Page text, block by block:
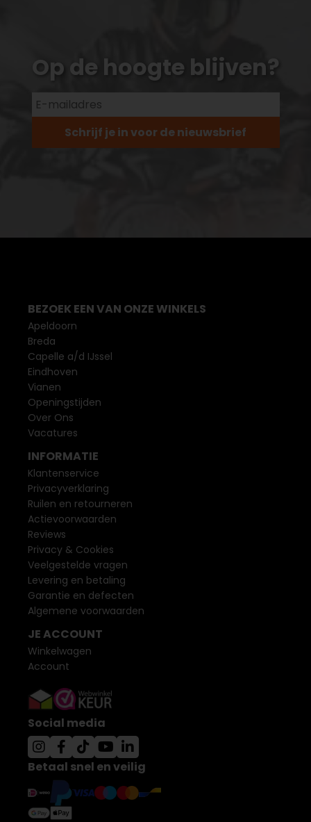
Op de hoogte blijven?
Schrijf je in voor de nieuwsbrief
BEZOEK EEN VAN ONZE WINKELS
Apeldoorn
Breda
Capelle a/d IJssel
Eindhoven
Vianen
Openingstijden
Over Ons
Vacatures
INFORMATIE
Klantenservice
Privacyverklaring
Ruilen en retourneren
Actievoorwaarden
Reviews
Privacy & Cookies
Veelgestelde vragen
Levering en betaling
Garantie en defecten
Algemene voorwaarden
JE ACCOUNT
Winkelwagen
Account
Social media
Betaal snel en veilig